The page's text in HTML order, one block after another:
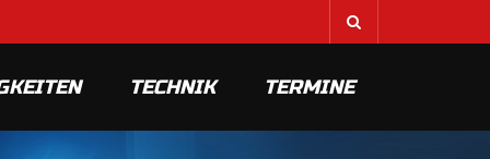
TECHNIK TERMINE